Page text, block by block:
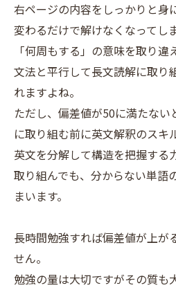
右ページの内容をしっかりと身
変わるだけで解けなくなってし
「何周もする」の意味を取り違
文法と平行して長文読解に取り
れますよね。
ただし、偏差値が50に満たな
に取り組む前に英文解釈のスキ
英文を分解して構造を把握する
取り組んでも、分からない単語
まいます。
長時間勉強すれば偏差値が上が
せん。
勉強の量は大切ですがその質も